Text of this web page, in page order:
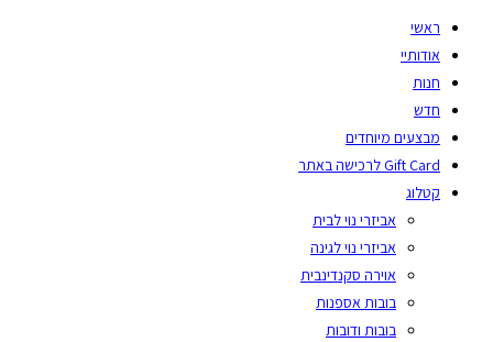
ראשי
אודותיי
חנות
חדש
מבצעים מיוחדים
Gift Card לרכישה באתר
קטלוג
אביזרי נוי לבית
אביזרי נוי לגינה
אוירה סקנדינבית
בובות אספנות
בובות ודובות